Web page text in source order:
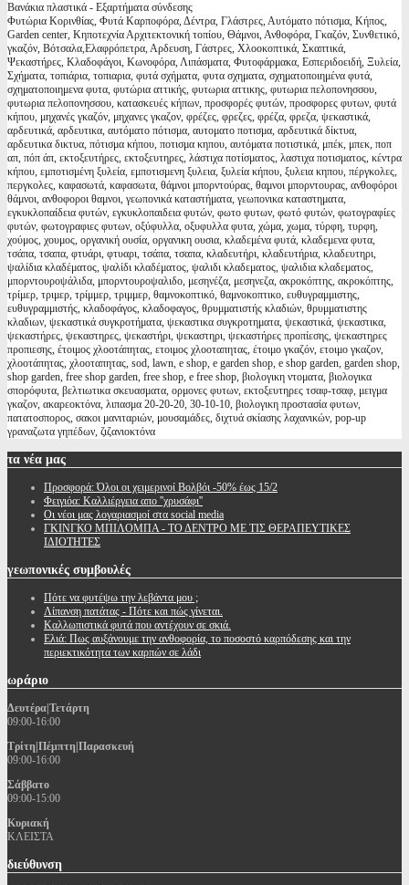
Βανάκια πλαστικά - Εξαρτήματα σύνδεσης
Φυτώρια Κορινθίας, Φυτά Καρποφόρα, Δέντρα, Γλάστρες, Αυτόματο πότισμα, Κήπος,
Garden center, Κηποτεχνία Αρχιτεκτονική τοπίου, Θάμνοι, Ανθοφόρα, Γκαζόν, Συνθετικό,
γκαζόν, Βότσαλα,Ελαφρόπετρα, Αρδευση, Γάστρες, Χλοοκοπτικά, Σκαπτικά,
Ψεκαστήρες, Κλαδοφάγοι, Κωνοφόρα, Λιπάσματα, Φυτοφάρμακα, Εσπεριδοειδή, Ξυλεία,
Σχήματα, τοπιάρια, τοπιαρια, φυτά σχήματα, φυτα σχηματα, σχηματοποιημένα φυτά,
σχηματοποιημενα φυτα, φυτώρια αττικής, φυτωρια αττικης, φυτωρια πελοπονησσου,
φυτωρια πελοπονησσου, κατασκευές κήπων, προσφορές φυτών, προσφορες φυτων, φυτά
κήπου, μηχανές γκαζόν, μηχανες γκαζον, φρέζες, φρεζες, φρέζα, φρεζα, ψεκαστικά,
αρδευτικά, αρδευτικα, αυτόματο πότισμα, αυτοματο ποτισμα, αρδευτικά δίκτυα,
αρδευτικα δικτυα, πότισμα κήπου, ποτισμα κηπου, αυτόματα ποτιστικά, μπέκ, μπεκ, ποπ
απ, πόπ άπ, εκτοξευτήρες, εκτοξευτηρες, λάστιχα ποτίσματος, λαστιχα ποτισματος, κέντρα
κήπου, εμποτισμένη ξυλεία, εμποτισμενη ξυλεια, ξυλεία κήπου, ξυλεια κηπου, πέργκολες,
περγκολες, καφασωτά, καφασωτα, θάμνοι μπορντούρας, θαμνοι μπορντουρας, ανθοφόροι
θάμνοι, ανθοφοροι θαμνοι, γεωπονικά καταστήματα, γεωπονικα καταστηματα,
εγκυκλοπαίδεια φυτών, εγκυκλοπαιδεια φυτών, φωτο φυτων, φωτό φυτών, φωτογραφίες
φυτών, φωτογραφιες φυτων, οξύφυλλα, οξυφυλλα φυτα, χώμα, χωμα, τύρφη, τυρφη,
χούμος, χουμος, οργανική ουσία, οργανικη ουσια, κλαδεμένα φυτά, κλαδεμενα φυτα,
τσάπα, τσαπα, φτυάρι, φτυαρι, τσάπα, τσαπα, κλαδευτήρι, κλαδευτήρια, κλαδευτηρι,
ψαλίδια κλαδέματος, ψαλίδι κλαδέματος, ψαλιδι κλαδεματος, ψαλιδια κλαδεματος,
μπορντουροψάλιδα, μπορντουροψαλιδο, μεσηνέζα, μεσηνεζα, ακροκόπτης, ακροκόπτης,
τρίμερ, τριμερ, τρίμμερ, τριμμερ, θαμνοκοπτικό, θαμνοκοπτικο, ευθυγραμμιστης,
ευθυγραμμιστής, κλαδοφάγος, κλαδοφαγος, θρυμματιστής κλαδιών, θρυμματιστης
κλαδιων, ψεκαστικά συγκροτήματα, ψεκαστικα συγκροτηματα, ψεκαστικά, ψεκαστικα,
ψεκαστήρες, ψεκαστηρες, ψεκαστήρι, ψεκαστηρι, ψεκαστήρες προπίεσης, ψεκαστηρες
προπιεσης, έτοιμος χλοοτάπητας, ετοιμος χλοοταπητας, έτοιμο γκαζόν, ετοιμο γκαζον,
χλοοτάπητας, χλοοταπητας, sod, lawn, e shop, e garden shop, e shop garden, garden shop,
shop garden, free shop garden, free shop, e free shop, βιολογικη ντοματα, βιολογικα
σπορόφυτα, βελτιωτικα σκευασματα, ορμονες φυτων, εκτοξευτηρες τσαφ-τσαφ, μειγμα
γκαζον, ακαρεοκτόνα, λιπασμα 20-20-20, 30-10-10, βιολογικη προστασία φυτων,
πατατοσπορος, σακοι μανιταριών, μουσαμάδες, διχτυά σκίασης λαχανικών, pop-up
γραναζωτα γηπέδων, ζιζανιοκτόνα
τα νέα μας
Προσφορά: Όλοι οι χειμερινοί Βολβόι -50% έως 15/2
Φειγιόα: Καλλιέργεια απο ''χρυσάφι''
Oι νέοι μας λογαριασμοί στα social media
ΓΚΙΝΓΚΟ ΜΠΙΛΟΜΠΑ - ΤΟ ΔΕΝΤΡΟ ΜΕ ΤΙΣ ΘΕΡΑΠΕΥΤΙΚΕΣ
ΙΔΙΟΤΗΤΕΣ
γεωπονικές συμβουλές
Πότε να φυτέψω την λεβάντα μου ;
Λίπανση πατάτας - Πότε και πώς γίνεται.
Καλλωπιστικά φυτά που αντέχουν σε σκιά.
Ελιά: Πως αυξάνουμε την ανθοφορία, το ποσοστό καρπόδεσης και την
περιεκτικότητα των καρπών σε λάδι
ωράριο
Δευτέρα|Τετάρτη
09:00-16:00
Τρίτη|Πέμπτη|Παρασκευή
09:00-16:00
Σάββατο
09:00-15:00
Κυριακή
ΚΛΕΙΣΤΑ
διεύθυνση